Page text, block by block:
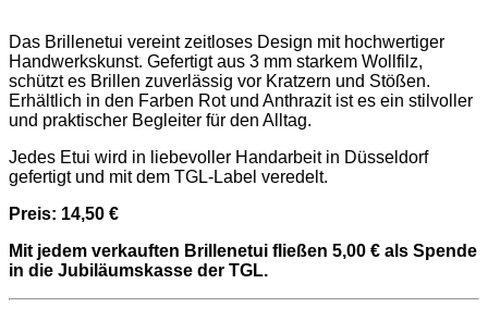
Das Brillenetui vereint zeitloses Design mit hochwertiger
Handwerkskunst. Gefertigt aus 3 mm starkem Wollfilz,
schützt es Brillen zuverlässig vor Kratzern und Stößen.
Erhältlich in den Farben Rot und Anthrazit ist es ein stilvoller
und praktischer Begleiter für den Alltag.
Jedes Etui wird in liebevoller Handarbeit in Düsseldorf
gefertigt und mit dem TGL-Label veredelt.
Preis: 14,50 €
Mit jedem verkauften Brillenetui fließen 5,00 € als Spende
in die Jubiläumskasse der TGL.